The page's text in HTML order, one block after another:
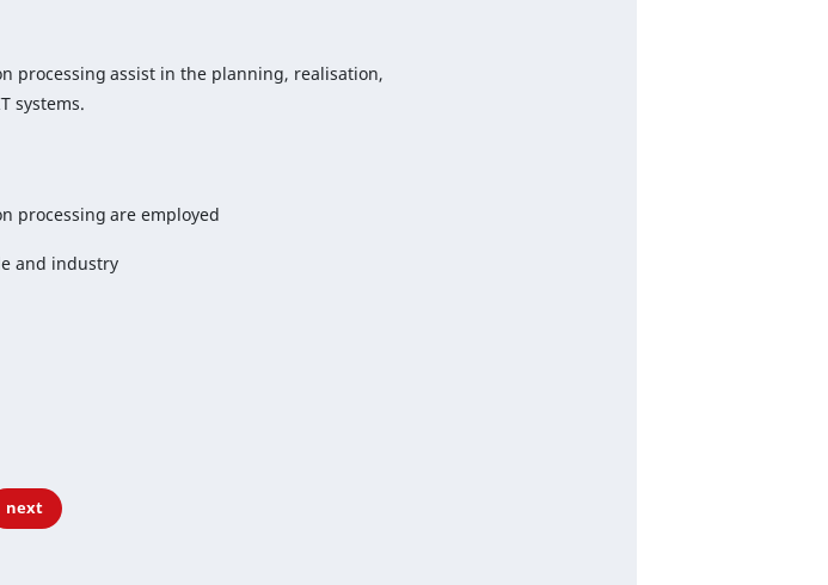
processing assist in the planning, realisation,
systems.
processing are employed
and industry
next